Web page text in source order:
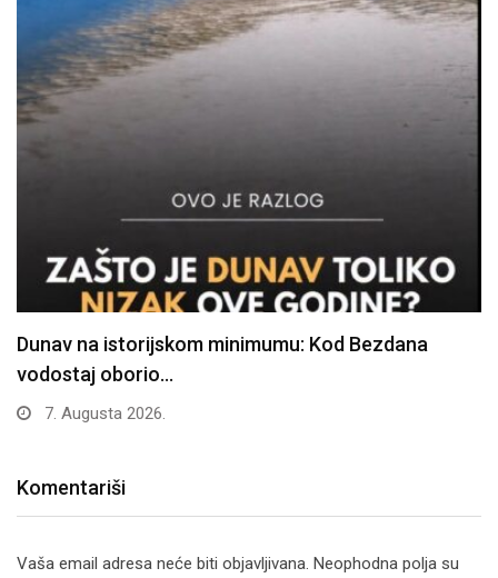
JEZIV SNIMAK MOMENTALNO OBIŠAO PLANETU!
Medved se popeo…
2. Augusta 2026.
Komentariši
Vaša email adresa neće biti objavljivana. Neophodna polja su